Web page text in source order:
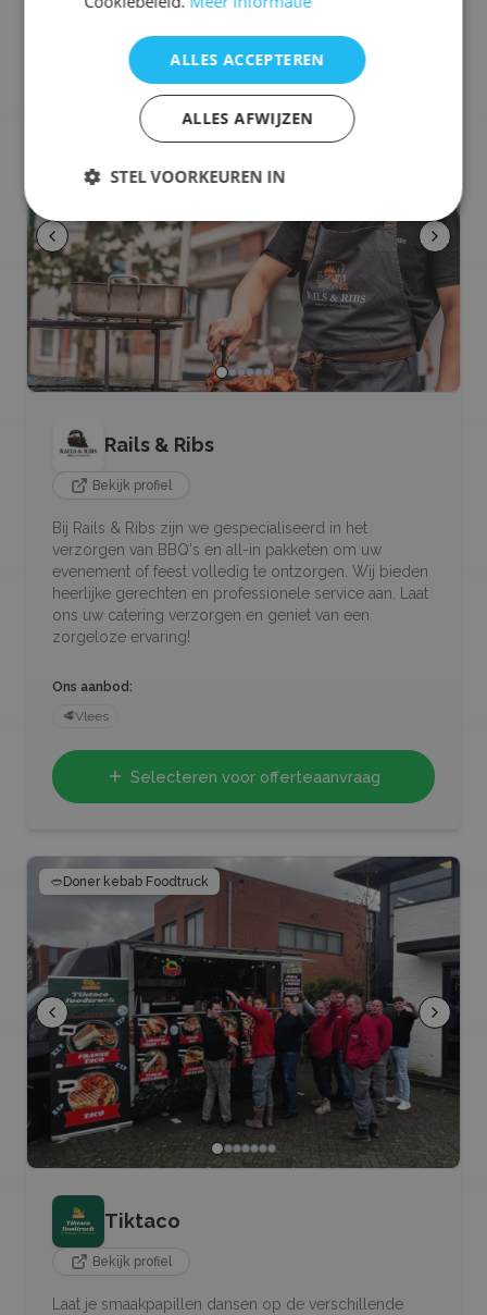
Rails & Ribs
Bekijk profiel
Bij Rails & Ribs zijn we gespecialiseerd in het
verzorgen van BBQ's en all-in pakketen om uw
evenement of feest volledig te ontzorgen. Wij bieden
heerlijke gerechten en professionele service aan. Laat
ons uw catering verzorgen en geniet van een
zorgeloze ervaring!
Ons aanbod:
🥩Vlees
Selecteren voor offerteaanvraag
🥙Doner kebab Foodtruck
Tiktaco
Bekijk profiel
Laat je smaakpapillen dansen op de verschillende
ALLES ACCEPTEREN
ALLES AFWIJZEN
STEL VOORKEUREN IN